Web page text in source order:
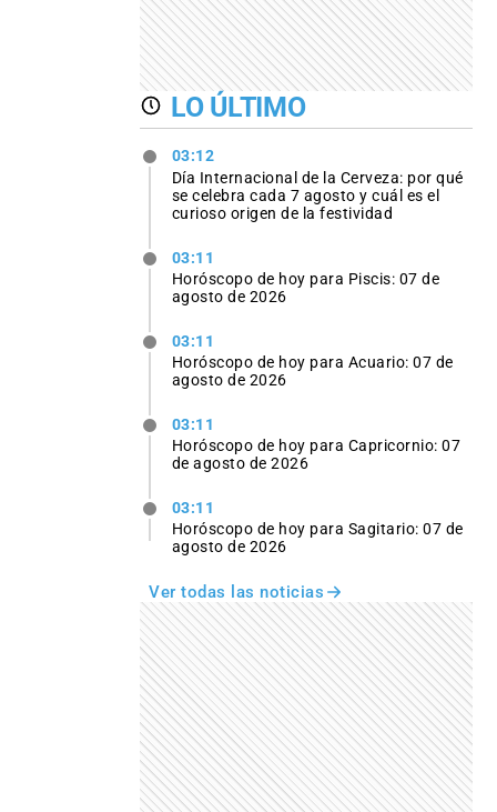
LO ÚLTIMO
03:12
Día Internacional de la Cerveza: por qué
se celebra cada 7 agosto y cuál es el
curioso origen de la festividad
03:11
Horóscopo de hoy para Piscis: 07 de
agosto de 2026
03:11
Horóscopo de hoy para Acuario: 07 de
agosto de 2026
03:11
Horóscopo de hoy para Capricornio: 07
de agosto de 2026
03:11
Horóscopo de hoy para Sagitario: 07 de
agosto de 2026
Ver todas las noticias